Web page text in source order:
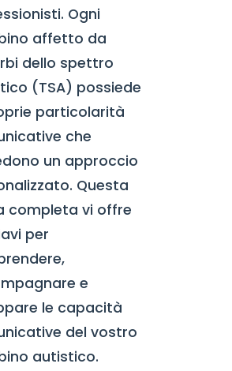
Ogni
affetto da
dello spettro
(TSA) possiede
particolarità
che
un approccio
Questa
completa vi offre
per
e
le capacità
del vostro
autistico.